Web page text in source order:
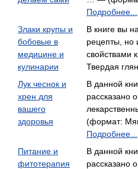
Подробнее...
Злаки крупы и
бобовые в
медицине и
кулинарии
В книге вы
рецепты, но
свойствами
Твердая
Лук чеснок и
хрен для
вашего
здоровья
В данной
рассказано
(формат:
Подробнее...
Питание и
фитотерапия
В данной
рассказано